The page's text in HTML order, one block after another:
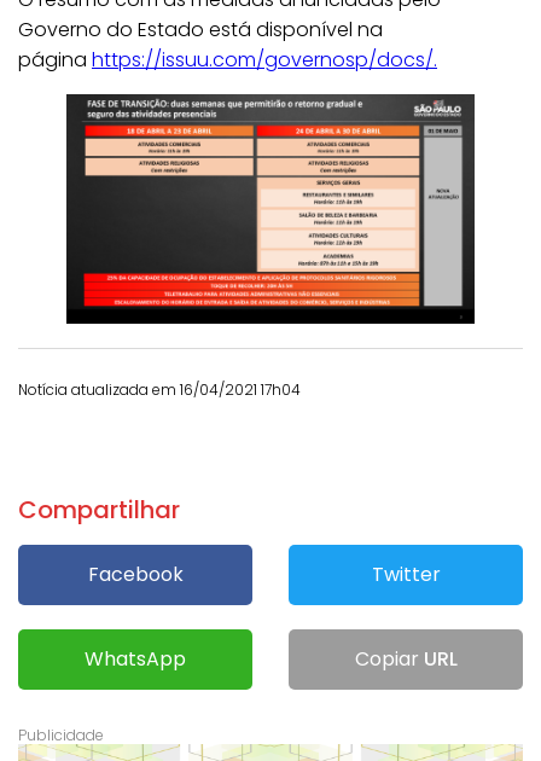
Governo do Estado está disponível na
página https://issuu.com/governosp/docs/.
Notícia atualizada em 16/04/2021 17h04
Compartilhar
Facebook Twitter
WhatsApp Copiar URL